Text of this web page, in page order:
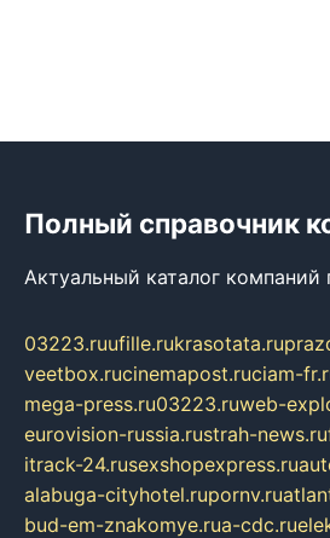
Полный справочник
Актуальный каталог компаний
03223.ruufille.rukrasotata.ru
veetbox.rucinemapost.ruciam-
mega-press.ru03223.ruweb-
eurovision-russia.rustrah-news.ru
itrack-24.rusexshopexpress.ru
alabuga-cityhotel.rupornv.ru
bud-em-znakomye.rua-cdc.ru